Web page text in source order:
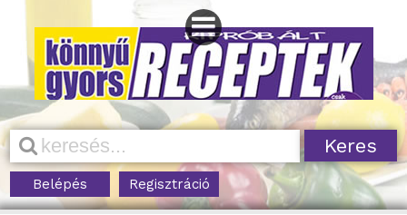
Belépés Regisztráció